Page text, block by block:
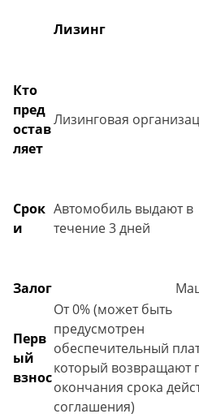
Лизинг
Кто
пред
остав
ляет
Лизинговая
Срок
и
Автомобиль выдают в
течение 3 дней
Залог
Перв
ый
взнос
От 0% (может быть
предусмотрен
обеспечительный
который возвращают
окончания срока
соглашения)